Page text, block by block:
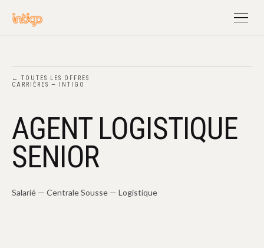
← TOUTES LES OFFRES
CARRIÈRES — INTIGO
AGENT LOGISTIQUE
SENIOR
Salarié — Centrale Sousse — Logistique